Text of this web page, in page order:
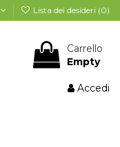
Lista dei desideri (0)
Carrello
Empty
Accedi